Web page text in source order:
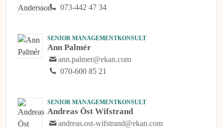
073-442 47 34
SENIOR MANAGEMENTKONSULT
Ann Palmér
ann.palmer@ekan.com
070-600 85 21
SENIOR MANAGEMENTKONSULT
Andreas Öst Wifstrand
andreas.ost-wifstrand@ekan.com